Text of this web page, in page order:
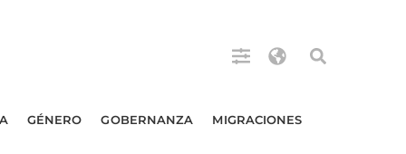
GÉNERO GOBERNANZA MIGRACIONES